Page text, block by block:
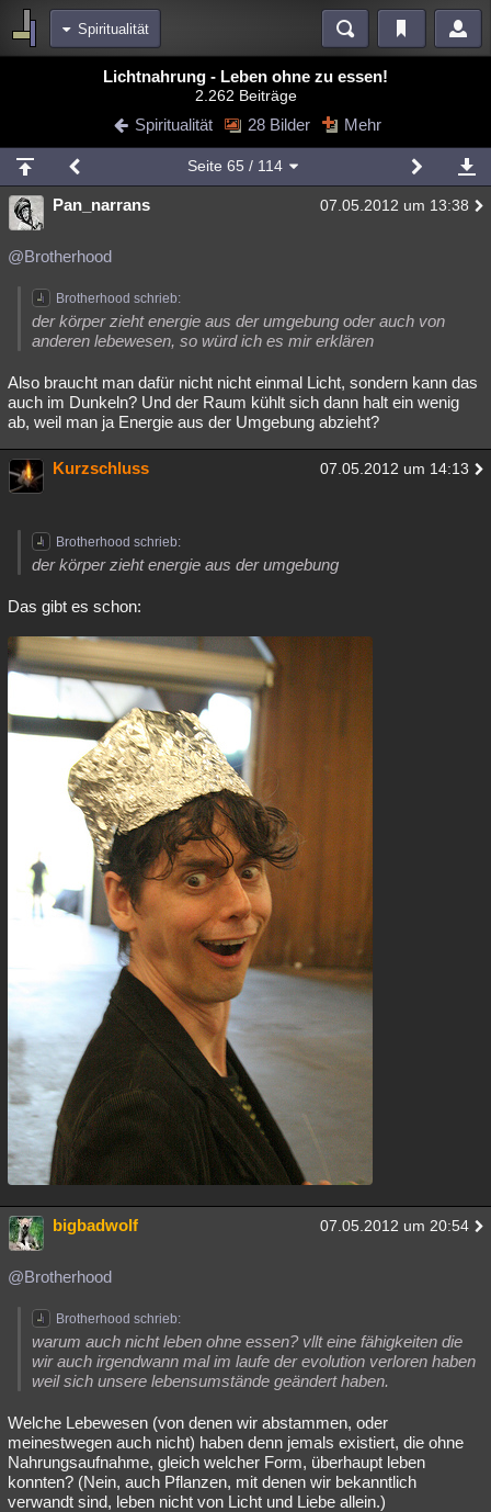
Spiritualität
Blogs Videos
Chat Wiki Neuigkeiten
meine Rubriken
Menschen Wissenschaft Mystery Kriminalfälle
Spiritualität
Natur Umfragen Unterhaltung
weitere Rubriken
Astronomie Helpdesk Gruppen Gaming Filme
Musik Clash Verbesserungen Allmystery English
Übersichten
Lesenswert Schlüsselwörter
Lichtnahrung - Leben ohne zu essen!
2.262 Beiträge
Spiritualität 28 Bilder Mehr
Seite65 / 114
Pan_narrans 07.05.2012 um 13:38
@Brotherhood
Brotherhood schrieb:
der körper zieht energie aus der umgebung oder auch von
anderen lebewesen, so würd ich es mir erklären
Also braucht man dafür nicht nicht einmal Licht, sondern kann das
auch im Dunkeln? Und der Raum kühlt sich dann halt ein wenig
ab, weil man ja Energie aus der Umgebung abzieht?
Kurzschluss 07.05.2012 um 14:13
Brotherhood schrieb:
der körper zieht energie aus der umgebung
Das gibt es schon:
bigbadwolf 07.05.2012 um 20:54
@Brotherhood
Brotherhood schrieb:
warum auch nicht leben ohne essen? vllt eine fähigkeiten die
wir auch irgendwann mal im laufe der evolution verloren haben
weil sich unsere lebensumstände geändert haben.
Welche Lebewesen (von denen wir abstammen, oder
meinestwegen auch nicht) haben denn jemals existiert, die ohne
Nahrungsaufnahme, gleich welcher Form, überhaupt leben
konnten? (Nein, auch Pflanzen, mit denen wir bekanntlich
verwandt sind, leben nicht von Licht und Liebe allein.)